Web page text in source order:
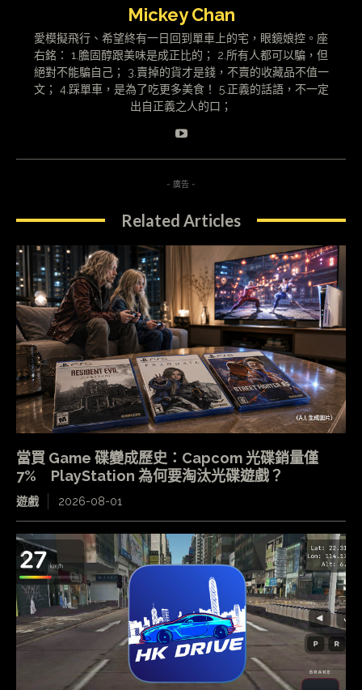
Mickey Chan
愛模擬飛行、希望終有一日回到單車上的宅，眼鏡娘控。座
右銘： 1.膽固醇跟美味是成正比的； 2.所有人都可以騙，但
絕對不能騙自己； 3.賣掉的貨才是錢，不賣的收藏品不值一
文； 4.踩單車，是為了吃更多美食！ 5.正義的話語，不一定
出自正義之人的口；
- 廣告 -
Related Articles
當買 Game 碟變成歷史：Capcom 光碟銷量僅
7% PlayStation 為何要淘汰光碟遊戲？
遊戲 2026-08-01